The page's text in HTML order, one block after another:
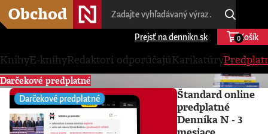
Prejsť na dennikn.sk Košík
0
KnihyE-knihyRedaktori odporúčajúKarikatúry
Darčekové predplatné
Darčekové predplatné
Štandard online
predplatné
Denníka N - 3